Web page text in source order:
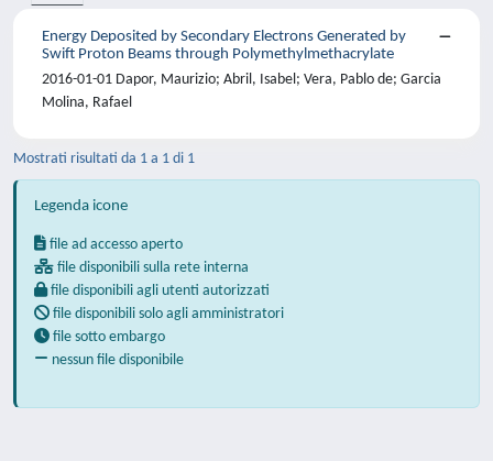
Energy Deposited by Secondary Electrons Generated by
Swift Proton Beams through Polymethylmethacrylate
2016-01-01 Dapor, Maurizio; Abril, Isabel; Vera, Pablo de; Garcia
Molina, Rafael
Mostrati risultati da 1 a 1 di 1
Legenda icone
file ad accesso aperto
file disponibili sulla rete interna
file disponibili agli utenti autorizzati
file disponibili solo agli amministratori
file sotto embargo
nessun file disponibile